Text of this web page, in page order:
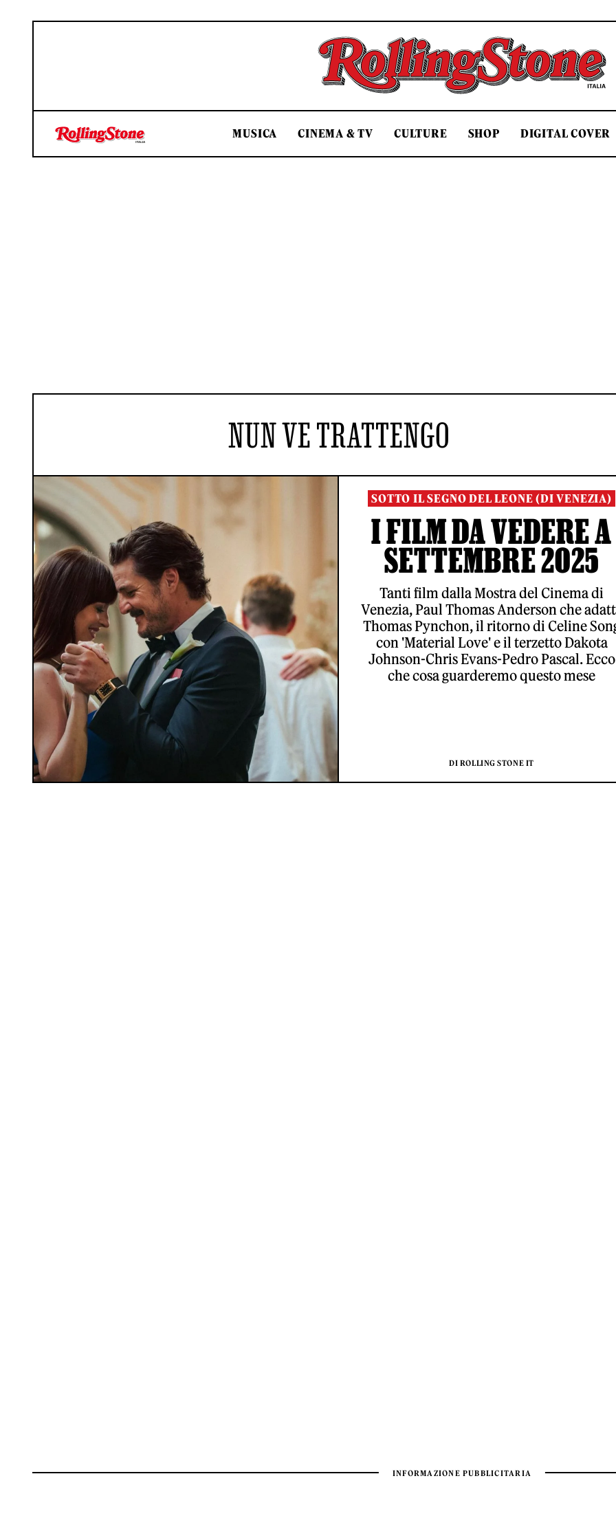
Rolling Stone Italia
MUSICA CINEMA & TV CULTURE SHOP DIGITAL COVER
NUN VE TRATTENGO
SOTTO IL SEGNO DEL LEONE (DI VENEZIA)
I FILM DA VEDERE A
SETTEMBRE 2025
Tanti film dalla Mostra del Cinema di
Venezia, Paul Thomas Anderson che
Thomas Pynchon, il ritorno di Celine
con 'Material Love' e il terzetto Dakota
Johnson-Chris Evans-Pedro Pascal. Ecco
che cosa guarderemo questo mese
DI ROLLING STONE IT